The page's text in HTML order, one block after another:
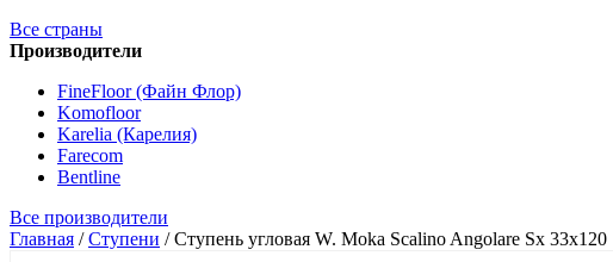
Все страны
Производители
FineFloor (Файн Флор)
Komofloor
Karelia (Карелия)
Farecom
Bentline
Все производители
Главная /Ступени /Ступень угловая W. Moka Scalino Angolare Sx 33x120